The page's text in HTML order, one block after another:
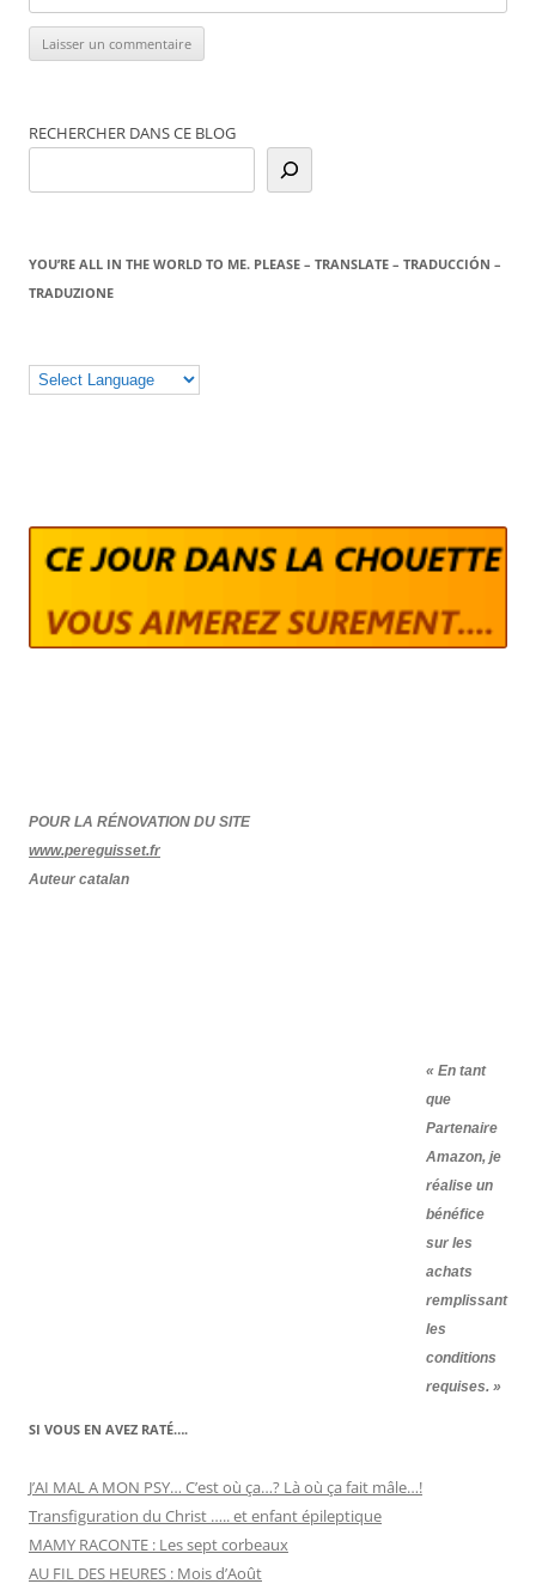
RECHERCHER DANS CE BLOG
YOU’RE ALL IN THE WORLD TO ME. PLEASE – TRANSLATE – TRADUCCIÓN –
TRADUZIONE
POUR LA RÉNOVATION DU SITE
www.pereguisset.fr
Auteur catalan
« En tant
que
Partenaire
Amazon, je
réalise un
bénéfice
sur les
achats
remplissant
les
conditions
requises. »
SI VOUS EN AVEZ RATÉ….
J’AI MAL A MON PSY… C’est où ça…? Là où ça fait mâle…!
Transfiguration du Christ ….. et enfant épileptique
MAMY RACONTE : Les sept corbeaux
AU FIL DES HEURES : Mois d’Août